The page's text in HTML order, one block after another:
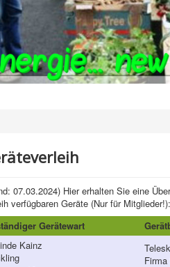
07.03.2024) Hier erhalten Sie eine
verfügbaren Geräte (Nur für Mitglieder!):
Gerätewart
Kainz